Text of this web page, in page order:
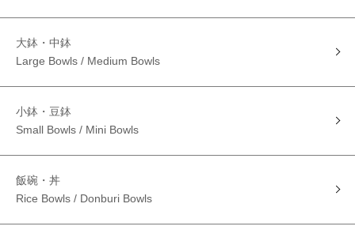
大鉢・中鉢
Large Bowls / Medium Bowls
小鉢・豆鉢
Small Bowls / Mini Bowls
飯碗・丼
Rice Bowls / Donburi Bowls